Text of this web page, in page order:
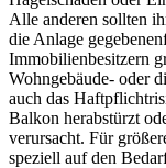
Alle anderen sollten
die Anlage
Immobilienbesitzern
Wohngebäude- oder
auch das
Balkon herabstürzt
verursacht. Für
speziell auf den